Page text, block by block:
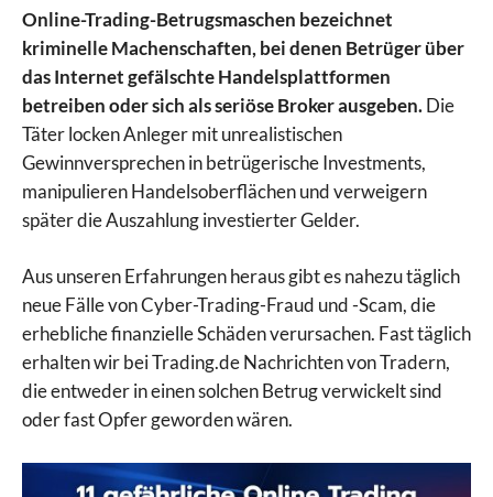
Online-Trading-Betrugsmaschen bezeichnet
kriminelle Machenschaften, bei denen Betrüger über
das Internet gefälschte Handelsplattformen
betreiben oder sich als seriöse Broker ausgeben.Die
Täter locken Anleger mit unrealistischen
Gewinnversprechen in betrügerische Investments,
manipulieren Handelsoberflächen und verweigern
später die Auszahlung investierter Gelder.
Aus unseren Erfahrungen heraus gibt es nahezu täglich
neue Fälle von Cyber-Trading-Fraud und -Scam, die
erhebliche finanzielle Schäden verursachen. Fast täglich
erhalten wir bei Trading.de Nachrichten von Tradern,
die entweder in einen solchen Betrug verwickelt sind
oder fast Opfer geworden wären.